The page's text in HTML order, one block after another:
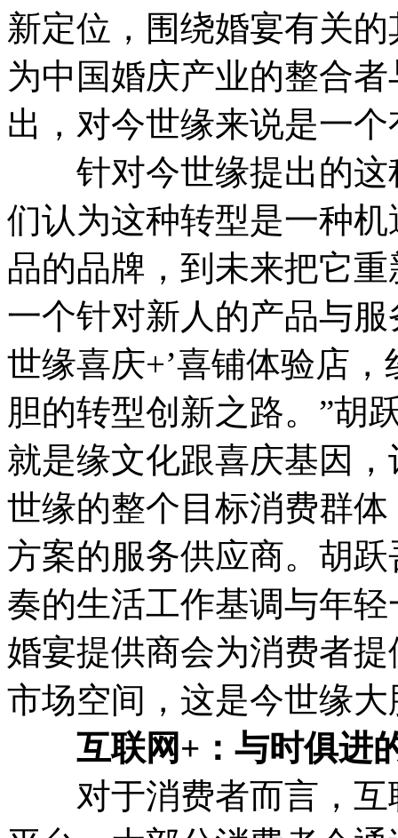
新定位，围绕婚宴有关
为中国婚庆产业的整合
出，对今世缘来说是一
针对今世缘提出的这
们认为这种转型是一种
品的品牌，到未来把它
一个针对新人的产品与
世缘喜庆+’喜铺体验店
胆的转型创新之路。”胡
就是缘文化跟喜庆基因
世缘的整个目标消费群
方案的服务供应商。胡
奏的生活工作基调与年
婚宴提供商会为消费者
市场空间，这是今世缘
互联网+：与时俱进
对于消费者而言，互